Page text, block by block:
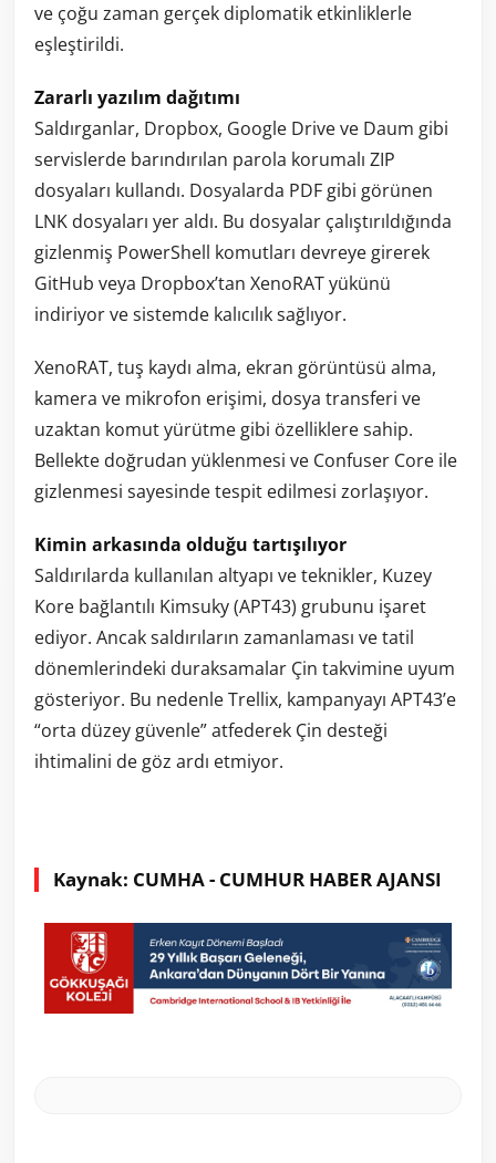
ve çoğu zaman gerçek diplomatik etkinliklerle
eşleştirildi.
Zararlı yazılım dağıtımı
Saldırganlar, Dropbox, Google Drive ve Daum gibi
servislerde barındırılan parola korumalı ZIP
dosyaları kullandı. Dosyalarda PDF gibi görünen
LNK dosyaları yer aldı. Bu dosyalar çalıştırıldığında
gizlenmiş PowerShell komutları devreye girerek
GitHub veya Dropbox’tan XenoRAT yükünü
indiriyor ve sistemde kalıcılık sağlıyor.
XenoRAT, tuş kaydı alma, ekran görüntüsü alma,
kamera ve mikrofon erişimi, dosya transferi ve
uzaktan komut yürütme gibi özelliklere sahip.
Bellekte doğrudan yüklenmesi ve Confuser Core ile
gizlenmesi sayesinde tespit edilmesi zorlaşıyor.
Kimin arkasında olduğu tartışılıyor
Saldırılarda kullanılan altyapı ve teknikler, Kuzey
Kore bağlantılı Kimsuky (APT43) grubunu işaret
ediyor. Ancak saldırıların zamanlaması ve tatil
dönemlerindeki duraksamalar Çin takvimine uyum
gösteriyor. Bu nedenle Trellix, kampanyayı APT43’e
“orta düzey güvenle” atfederek Çin desteği
ihtimalini de göz ardı etmiyor.
Kaynak: CUMHA - CUMHUR HABER AJANSI